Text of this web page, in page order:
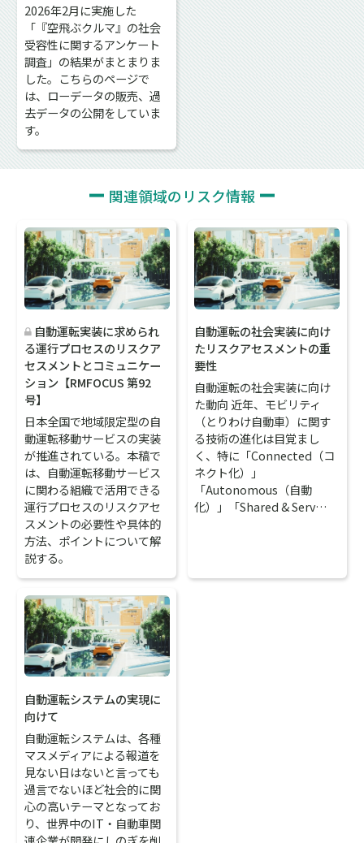
2026年2月に実施した
「『空飛ぶクルマ』の社会
受容性に関するアンケート
調査」の結果がまとまりま
した。こちらのページで
は、ローデータの販売、過
去データの公開をしていま
す。
関連領域のリスク情報
自動運転実装に求められ
る運行プロセスのリスクア
セスメントとコミュニケー
ション【RMFOCUS 第92
号】
日本全国で地域限定型の自
動運転移動サービスの実装
が推進されている。本稿で
は、自動運転移動サービス
に関わる組織で活用できる
運行プロセスのリスクアセ
スメントの必要性や具体的
方法、ポイントについて解
説する。
自動運転の社会実装に向け
たリスクアセスメントの重
要性
自動運転の社会実装に向け
た動向 近年、モビリティ
（とりわけ自動車）に関す
る技術の進化は目覚まし
く、特に「Connected（コ
ネクト化）」
「Autonomous（自動
化）」「Shared & Serv…
自動運転システムの実現に
向けて
自動運転システムは、各種
マスメディアによる報道を
見ない日はないと言っても
過言でないほど社会的に関
心の高いテーマとなってお
り、世界中のIT・自動車関